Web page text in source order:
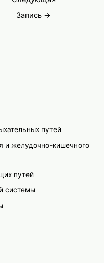
путей
и желудочно-кишечного
путей
системы
Запись →